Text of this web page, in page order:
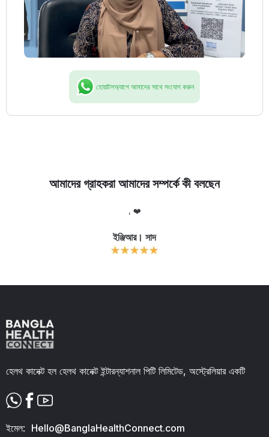
হোয়াটসঅ্যাপে আমাদের সাথে সংযোগ করুন
আমাদের গ্রাহকরা আমাদের সম্পর্কে কী বলছেন
, ❤️
ইঞ্জিআর। সাদ
হেলথ কানেক্ট হল হেলথ কানেক্ট ইন্টারন্যাশনাল পিটি লিমিটেড, অস্ট্রেলিয়ার একটি
ইমেল: Hello@BanglaHealthConnect.com